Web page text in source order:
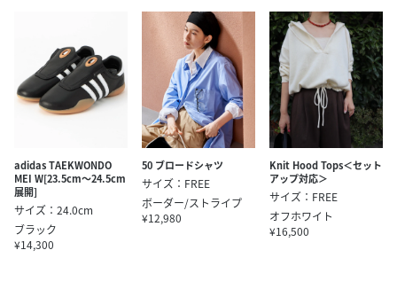
adidas TAEKWONDO
MEI W[23.5cm～24.5cm
展開]
サイズ：24.0cm
ブラック
¥14,300
50 ブロードシャツ
サイズ：FREE
ボーダー/ストライプ
¥12,980
Knit Hood Tops＜セット
アップ対応＞
サイズ：FREE
オフホワイト
¥16,500